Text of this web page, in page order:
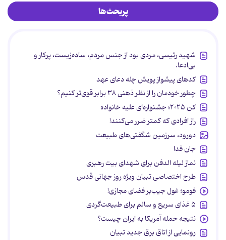
پربحث‌ها
شهید رئیسی، مردی بود از جنس مردم، ساده‌زیست، پرکار و
بی‌ادعا.
کدهای پیشواز پویش چله دعای عهد
چطور خودمان را از نظر ذهنی ۳۸ برابر قوی‌تر کنیم؟
کن ۲۰۲۵؛ جشنواره‌ای علیه خانواده
راز افرادی که کمتر ضرر می‌کنند!
دورود، سرزمین شگفتی‌های طبیعت
جان فدا
نماز لیله الدفن برای شهدای بیت رهبری
طرح اختصاصی تبیان ویژه روز جهانی قدس
فومو؛ غول جیب‌بر فضای مجازی!
۵ غذای سریع و سالم برای طبیعت‌گردی
نتیجه حمله آمریکا به ایران چیست؟
رونمایی از اتاق برق جدید تبیان